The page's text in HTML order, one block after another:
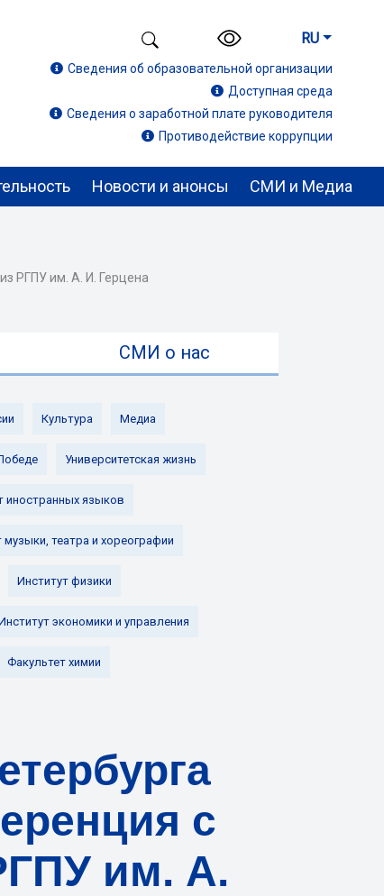
RU
Сведения об образовательной организации
Доступная среда
Сведения о заработной плате руководителя
Противодействие коррупции
Новости и анонсы СМИ и Медиа
РГПУ им. А. И. Герцена
СМИ о нас
Культура Медиа
Университетская жизнь
иностранных языков
музыки, театра и хореографии
Институт физики
экономики и управления
Факультет химии
с
им. А.